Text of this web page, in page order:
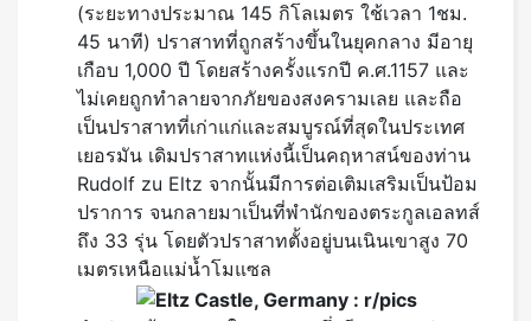
(ระยะทางประมาณ 145 กิโลเมตร ใช้เวลา 1ชม.
45 นาที) ปราสาทที่ถูกสร้างขึ้นในยุคกลาง มีอายุ
เกือบ 1,000 ปี โดยสร้างครั้งแรกปี ค.ศ.1157 และ
ไม่เคยถูกทำลายจากภัยของสงครามเลย และถือ
เป็นปราสาทที่เก่าแก่และสมบูรณ์ที่สุดในประเทศ
เยอรมัน เดิมปราสาทแห่งนี้เป็นคฤหาสน์ของท่าน
Rudolf zu Eltz จากนั้นมีการต่อเติมเสริมเป็นป้อม
ปราการ จนกลายมาเป็นที่พำนักของตระกูลเอลทส์
ถึง 33 รุ่น โดยตัวปราสาทตั้งอยู่บนเนินเขาสูง 70
เมตรเหนือแม่น้ำโมแซล